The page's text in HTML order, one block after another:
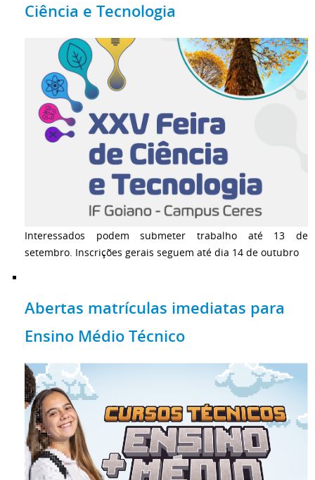
Ciência e Tecnologia
Interessados podem submeter trabalho até 13 de
setembro. Inscrições gerais seguem até dia 14 de outubro
Abertas matrículas imediatas para
Ensino Médio Técnico